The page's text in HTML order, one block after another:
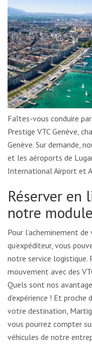
Faîtes-vous conduire
Prestige VTC Genève,
Genève. Sur demande,
et les aéroports de
International Airport et
Réserver en
notre
Pour l’acheminement
qu’expéditeur, vous
notre service logistique.
mouvement avec des
Quels sont nos
d’expérience ! Et
votre destination,
vous pourrez compter
véhicules de notre